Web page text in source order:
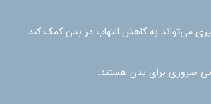
می‌تواند به کاهش التهاب در بدن کمک کند.
ضروری برای بدن هستند.